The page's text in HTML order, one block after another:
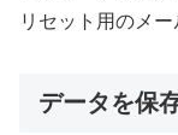
リセット用のメー
データを保